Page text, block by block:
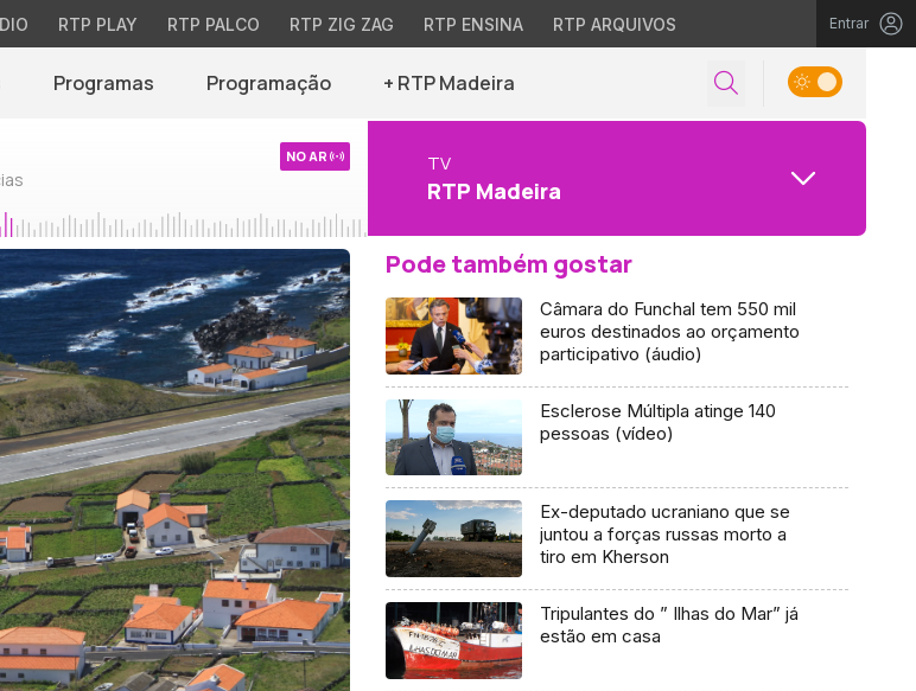
RTP PLAY RTP PALCO RTP ZIG ZAG RTP ENSINA RTP ARQUIVOS Entrar
Programas Programação + RTP Madeira
NO AR TV
RTP Madeira
Pode também gostar
Câmara do Funchal tem 550 mil
euros destinados ao orçamento
participativo (áudio)
Esclerose Múltipla atinge 140
pessoas (vídeo)
Ex-deputado ucraniano que se
juntou a forças russas morto a
tiro em Kherson
Tripulantes do ” Ilhas do Mar” já
estão em casa